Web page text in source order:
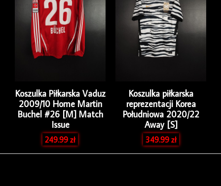
Koszulka Piłkarska Vaduz
2009/10 Home Martin
Buchel #26 [M] Match
Issue
249.99zł
Koszulka piłkarska
reprezentacji Korea
Południowa 2020/22
Away [S]
349.99zł